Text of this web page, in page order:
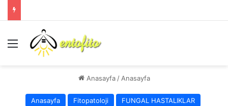
Menü
Anasayfa / Anasayfa
Anasayfa Fitopatoloji
FUNGAL HASTALIKLAR